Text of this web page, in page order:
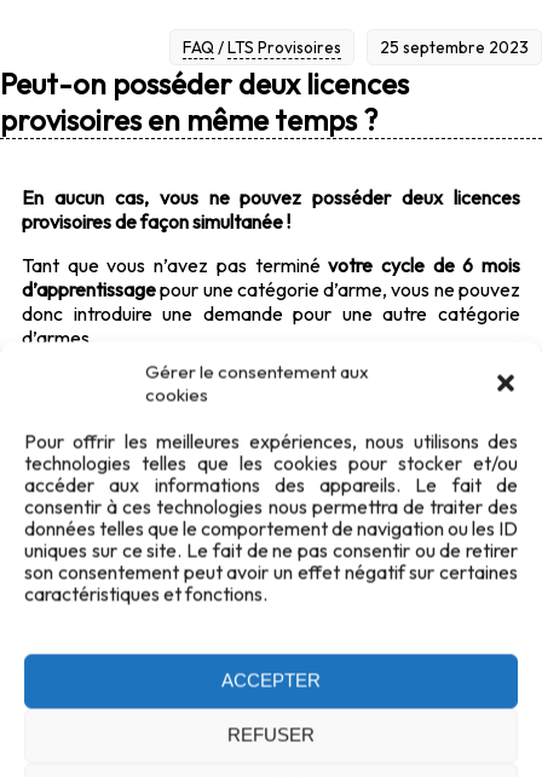
Gérer le consentement aux
cookies
Pour offrir les meilleures expériences, nous utilisons des
technologies telles que les cookies pour stocker et/ou
accéder aux informations des appareils. Le fait de
consentir à ces technologies nous permettra de traiter des
données telles que le comportement de navigation ou les ID
uniques sur ce site. Le fait de ne pas consentir ou de retirer
son consentement peut avoir un effet négatif sur certaines
caractéristiques et fonctions.
ACCEPTER
REFUSER
25 septembre 2023
FAQ/LTS Provisoires
Peut-on posséder deux licences
provisoires en même temps ?
En aucun cas, vous ne pouvez posséder deux licences
provisoires de façon simultanée !
Tant que vous n’avez pas terminévotre cycle de 6 mois
d’apprentissagepour une catégorie d’arme, vous ne pouvez
donc introduire une demande pour une autre catégorie
d’armes.
De même, tant que nous n’avons pas reçu la preuve de votre
à vos examens (
nouvelle licence provisoire ne peut être émise.
APPRENTISSAGE ARME LICENCE PROVISOIRE